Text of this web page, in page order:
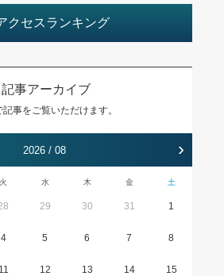
クセスランキング
記事アーカイブ
記事をご覧いただけます。
2026 / 08 ›
火 水 木 金 土
29 30 31 1
4 5 6 7 8
11 12 13 14 15